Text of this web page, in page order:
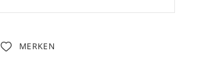
MERKEN